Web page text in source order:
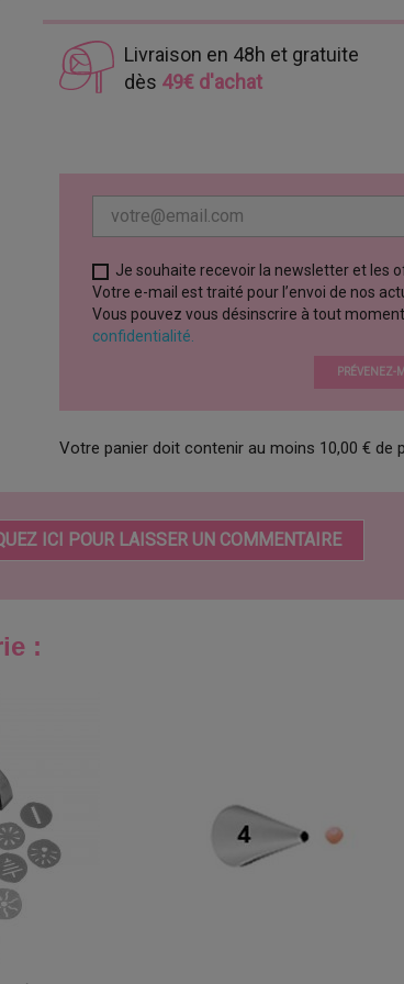
Livraison en 48h et gratuite
dès 49€ d'achat
Je souhaite recevoir la newsletter et les
Votre e-mail est traité pour l’envoi de nos
Vous pouvez vous désinscrire à tout
confidentialité.
PRÉVENEZ-
Votre panier doit contenir au moins 10,00 €
ICI POUR LAISSER UN COMMENTAIRE
: